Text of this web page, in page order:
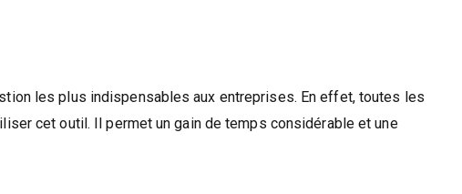
les plus indispensables aux entreprises. En effet, toutes les
cet outil. Il permet un gain de temps considérable et une